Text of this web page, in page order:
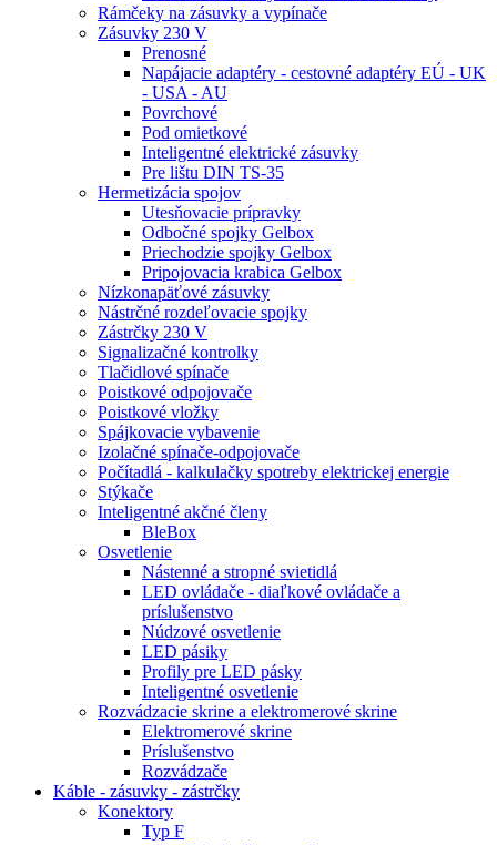
Rámčeky na zásuvky a vypínače
Zásuvky 230 V
Prenosné
Napájacie adaptéry - cestovné adaptéry EÚ - UK
- USA - AU
Povrchové
Pod omietkové
Inteligentné elektrické zásuvky
Pre lištu DIN TS-35
Hermetizácia spojov
Utesňovacie prípravky
Odbočné spojky Gelbox
Priechodzie spojky Gelbox
Pripojovacia krabica Gelbox
Nízkonapäťové zásuvky
Nástrčné rozdeľovacie spojky
Zástrčky 230 V
Signalizačné kontrolky
Tlačidlové spínače
Poistkové odpojovače
Poistkové vložky
Spájkovacie vybavenie
Izolačné spínače-odpojovače
Počítadlá - kalkulačky spotreby elektrickej energie
Stýkače
Inteligentné akčné členy
BleBox
Osvetlenie
Nástenné a stropné svietidlá
LED ovládače - diaľkové ovládače a
príslušenstvo
Núdzové osvetlenie
LED pásiky
Profily pre LED pásky
Inteligentné osvetlenie
Rozvádzacie skrine a elektromerové skrine
Elektromerové skrine
Príslušenstvo
Rozvádzače
Káble - zásuvky - zástrčky
Konektory
Typ F